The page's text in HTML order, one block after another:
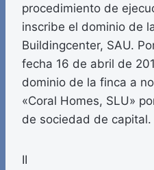
procedimiento de
inscribe el dominio de
Buildingcenter, SAU.
fecha 16 de abril de
dominio de la finca a
«Coral Homes, SLU»
de sociedad de capital.
II